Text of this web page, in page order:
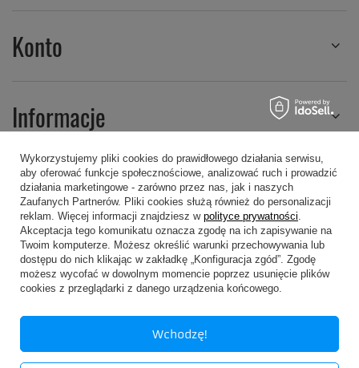
Konto
Informacje
Regulaminy
607 605 505 kropa@kropa.pl
W sklepie prezentujemy ceny brutto (z VAT).
Wykorzystujemy pliki cookies do prawidłowego działania serwisu,
aby oferować funkcje społecznościowe, analizować ruch i prowadzić
działania marketingowe - zarówno przez nas, jak i naszych
Zaufanych Partnerów. Pliki cookies służą również do personalizacji
reklam. Więcej informacji znajdziesz w polityce prywatności.
Akceptacja tego komunikatu oznacza zgodę na ich zapisywanie na
Twoim komputerze. Możesz określić warunki przechowywania lub
dostępu do nich klikając w zakładkę „Konfiguracja zgód”. Zgodę
możesz wycofać w dowolnym momencie poprzez usunięcie plików
cookies z przeglądarki z danego urządzenia końcowego.
Wchodzę!